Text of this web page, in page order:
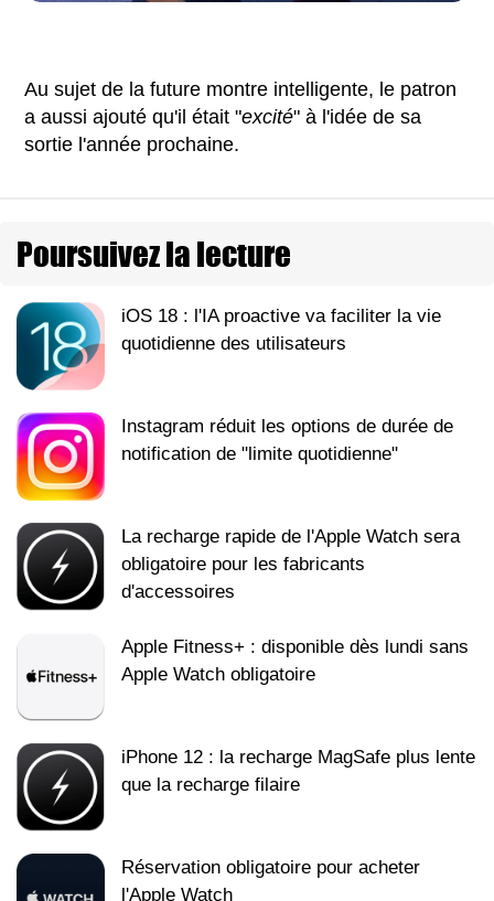
Au sujet de la future montre intelligente, le patron
a aussi ajouté qu'il était "excité" à l'idée de sa
sortie l'année prochaine.
Poursuivez la lecture
iOS 18 : l'IA proactive va faciliter la vie
quotidienne des utilisateurs
Instagram réduit les options de durée de
notification de "limite quotidienne"​​​​​​​
La recharge rapide de l'Apple Watch sera
obligatoire pour les fabricants
d'accessoires
Apple Fitness+ : disponible dès lundi sans
Apple Watch obligatoire
iPhone 12 : la recharge MagSafe plus lente
que la recharge filaire
Réservation obligatoire pour acheter
l'Apple Watch